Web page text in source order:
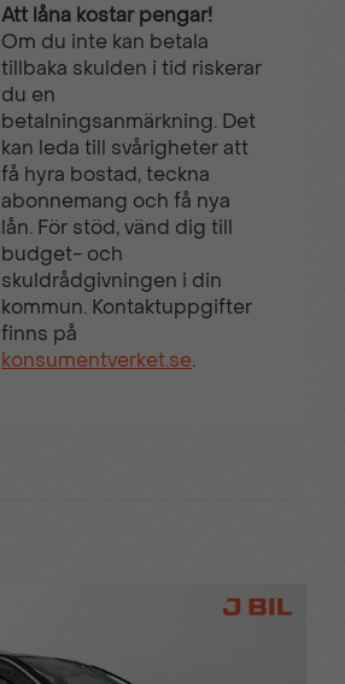
Att låna kostar pengar!
Om du inte kan betala
tillbaka skulden i tid riskerar
du en
betalningsanmärkning. Det
kan leda till svårigheter att
få hyra bostad, teckna
abonnemang och få nya
lån. För stöd, vänd dig till
budget- och
skuldrådgivningen i din
kommun. Kontaktuppgifter
finns på
konsumentverket.se.